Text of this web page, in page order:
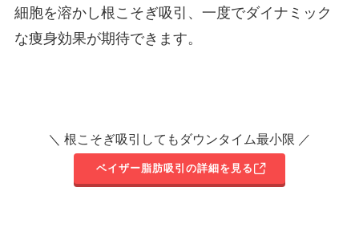
細胞を溶かし根こそぎ吸引、一度でダイナミック
な痩身効果が期待できます。
＼ 根こそぎ吸引してもダウンタイム最小限 ／
ベイザー脂肪吸引の詳細を見る